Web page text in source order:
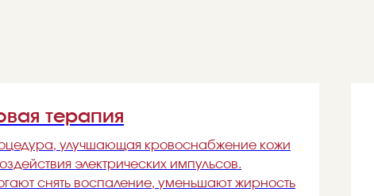
терапия
улучшающая кровоснабжение кожи
электрических импульсов.
снять воспаление, уменьшают жирность